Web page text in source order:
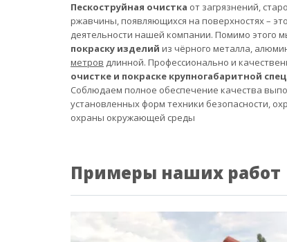
Пескоструйная очистка от загрязнений,
ржавчины, появляющихся на поверхностях –
деятельности нашей компании. Помимо этого
покраску изделий из чёрного металла,
метров длинной. Профессионально и
очистке и покраске крупногабаритной
Соблюдаем полное обеспечение качества
установленных форм техники безопасности,
охраны окружающей среды
Примеры наших работ